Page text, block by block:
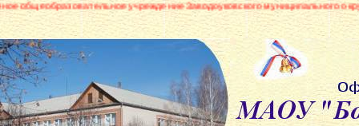
учреждение Заводоуковского муниципального округа